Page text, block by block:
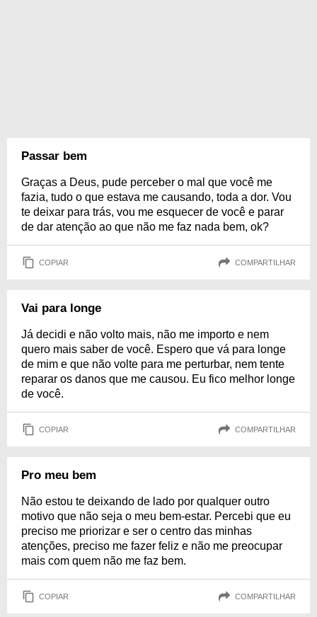
Passar bem
Graças a Deus, pude perceber o mal que você me
fazia, tudo o que estava me causando, toda a dor. Vou
te deixar para trás, vou me esquecer de você e parar
de dar atenção ao que não me faz nada bem, ok?
COPIAR COMPARTILHAR
Vai para longe
Já decidi e não volto mais, não me importo e nem
quero mais saber de você. Espero que vá para longe
de mim e que não volte para me perturbar, nem tente
reparar os danos que me causou. Eu fico melhor longe
de você.
COPIAR COMPARTILHAR
Pro meu bem
Não estou te deixando de lado por qualquer outro
motivo que não seja o meu bem-estar. Percebi que eu
preciso me priorizar e ser o centro das minhas
atenções, preciso me fazer feliz e não me preocupar
mais com quem não me faz bem.
COPIAR COMPARTILHAR